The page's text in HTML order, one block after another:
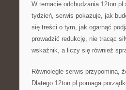
W temacie odchudzania
tydzień, serwis pokazuje, jak
się treści o tym, jak ogarnąć
prowadzić redukcję, nie tracąc
wskaźnik, a liczy się również
Równolegle serwis przypomina,
Dlatego 12ton.pl pomaga